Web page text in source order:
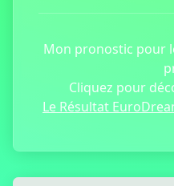
Mon pronostic pour
Cliquez pour
Le Résultat